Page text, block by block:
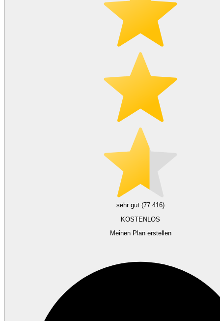
sehr gut (77.416)
KOSTENLOS
Meinen Plan erstellen